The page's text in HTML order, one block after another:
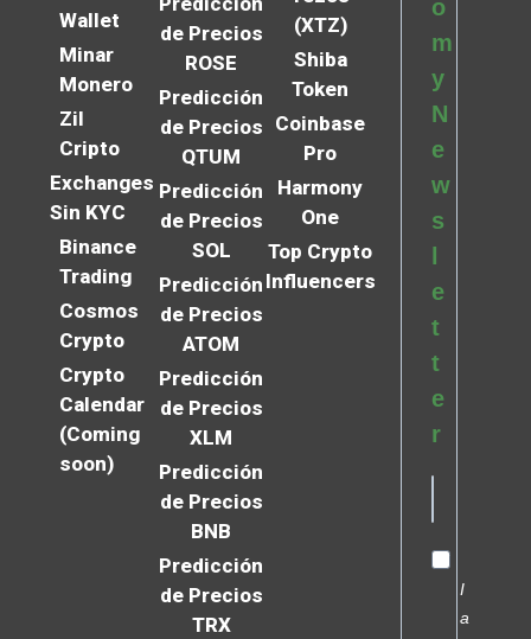
Wallet
Minar
Monero
Zil
Cripto
Exchanges
Sin KYC
Binance
Trading
Cosmos
Crypto
Crypto
Calendar
(Coming
soon)
de Precios
ROSE
Predicción
de Precios
QTUM
Predicción
de Precios
SOL
Predicción
de Precios
ATOM
Predicción
de Precios
XLM
Predicción
de Precios
BNB
Predicción
de Precios
TRX
(XTZ)
Shiba
Token
Coinbase
Pro
Harmony
One
Top Crypto
Influencers
o
m
y
N
e
w
s
l
e
t
t
e
r
I
a